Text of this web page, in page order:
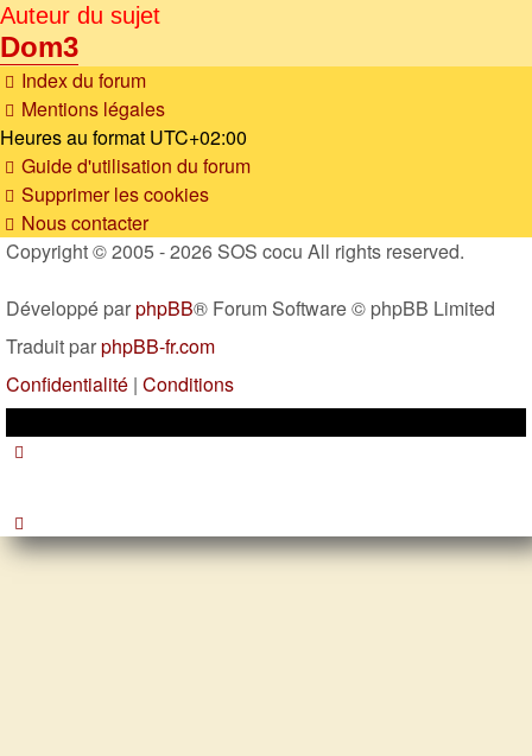
Auteur du sujet
Dom3
Index du forum
Mentions légales
Heures au format UTC+02:00
Guide d'utilisation du forum
Supprimer les cookies
Nous contacter
Copyright © 2005 - 2026 SOS cocu All rights reserved.
Développé parphpBB® Forum Software © phpBB Limited
Traduit parphpBB-fr.com
Confidentialité | Conditions